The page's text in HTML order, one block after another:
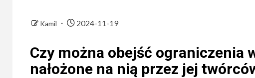
Kamil 2024-11-19
Czy można obejść ograniczenia
nałożone na nią przez jej